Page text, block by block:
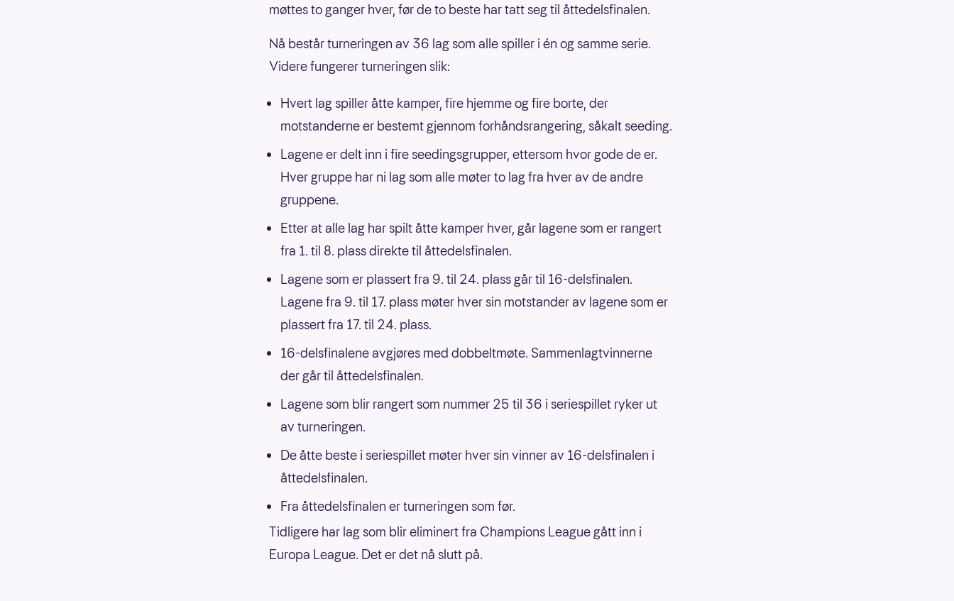
møttes to ganger hver, før de to beste har tatt seg til åttedelsfinalen.
Nå består turneringen av 36 lag som alle spiller i én og samme serie.
Videre fungerer turneringen slik:
Hvert lag spiller åtte kamper, fire hjemme og fire borte, der
motstanderne er bestemt gjennom forhåndsrangering, såkalt seeding.
Lagene er delt inn i fire seedingsgrupper, ettersom hvor gode de er.
Hver gruppe har ni lag som alle møter to lag fra hver av de andre
gruppene.
Etter at alle lag har spilt åtte kamper hver, går lagene som er rangert
fra 1. til 8. plass direkte til åttedelsfinalen.
Lagene som er plassert fra 9. til 24. plass går til 16-delsfinalen.
Lagene fra 9. til 17. plass møter hver sin motstander av lagene som er
plassert fra 17. til 24. plass.
16-delsfinalene avgjøres med dobbeltmøte. Sammenlagtvinnerne
der går til åttedelsfinalen.
Lagene som blir rangert som nummer 25 til 36 i seriespillet ryker ut
av turneringen.
De åtte beste i seriespillet møter hver sin vinner av 16-delsfinalen i
åttedelsfinalen.
Fra åttedelsfinalen er turneringen som før.
Tidligere har lag som blir eliminert fra Champions League gått inn i
Europa League. Det er det nå slutt på.